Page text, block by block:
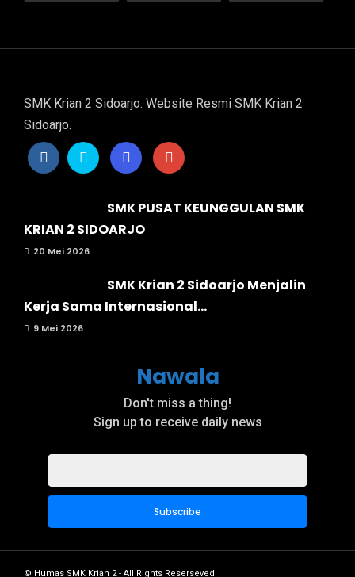
SMK Krian 2 Sidoarjo. Website Resmi SMK Krian 2
Sidoarjo.
SMK PUSAT KEUNGGULAN SMK
KRIAN 2 SIDOARJO
20 Mei 2026
SMK Krian 2 Sidoarjo Menjalin
Kerja Sama Internasional...
9 Mei 2026
Nawala
Don't miss a thing!
Sign up to receive daily news
© Humas SMK Krian 2 - All Rights Reserseved